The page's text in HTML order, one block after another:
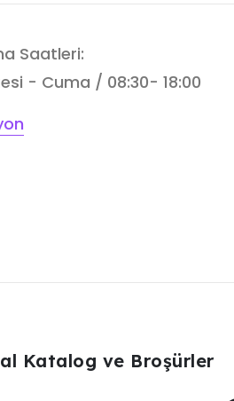
Saatleri:
- Cuma / 08:30- 18:00
Katalog ve Broşürler